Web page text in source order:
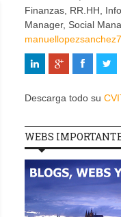
Finanzas, RR.HH,
Manager, Social
Descarga todo su
WEBS